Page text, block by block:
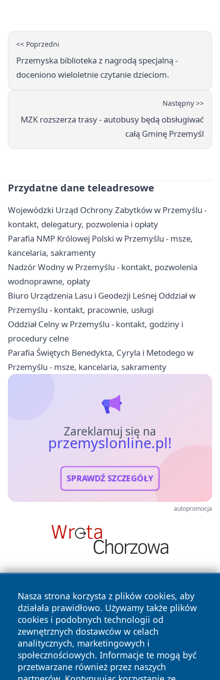
<< Poprzedni
Przemyska biblioteka z nagrodą specjalną -
doceniono wieloletnie czytanie dzieciom.
Następny >>
MZK rozszerza trasy - autobusy będą obsługiwać
całą Gminę Przemyśl
Przydatne dane teleadresowe
Wojewódzki Urząd Ochrony Zabytków w Przemyślu -
kontakt, delegatury, pozwolenia i opłaty
Parafia NMP Królowej Polski w Przemyślu - msze,
kancelaria, sakramenty
Nadzór Wodny w Przemyślu - kontakt, pozwolenia
wodnoprawne, opłaty
Biuro Urządzenia Lasu i Geodezji Leśnej Oddział w
Przemyślu - kontakt, pracownie, usługi
Oddział Celny w Przemyślu - kontakt, godziny i
procedury celne
Parafia Świętych Benedykta, Cyryla i Metodego w
Przemyślu - msze, kancelaria, sakramenty
Zareklamuj się na
przemyslonline.pl!
SPRAWDŹ SZCZEGÓŁY
autopromocja
Nasza strona korzysta z plików cookies, aby
działała prawidłowo. Używamy także plików
cookies i podobnych technologii od
zewnętrznych dostawców w celach
analitycznych, marketingowych i
społecznościowych. Informacje te mogą być
przetwarzane również przez naszych
Copyright © 2026 przemyslonline.pl Wszystkie prawa
zastrzeżone.